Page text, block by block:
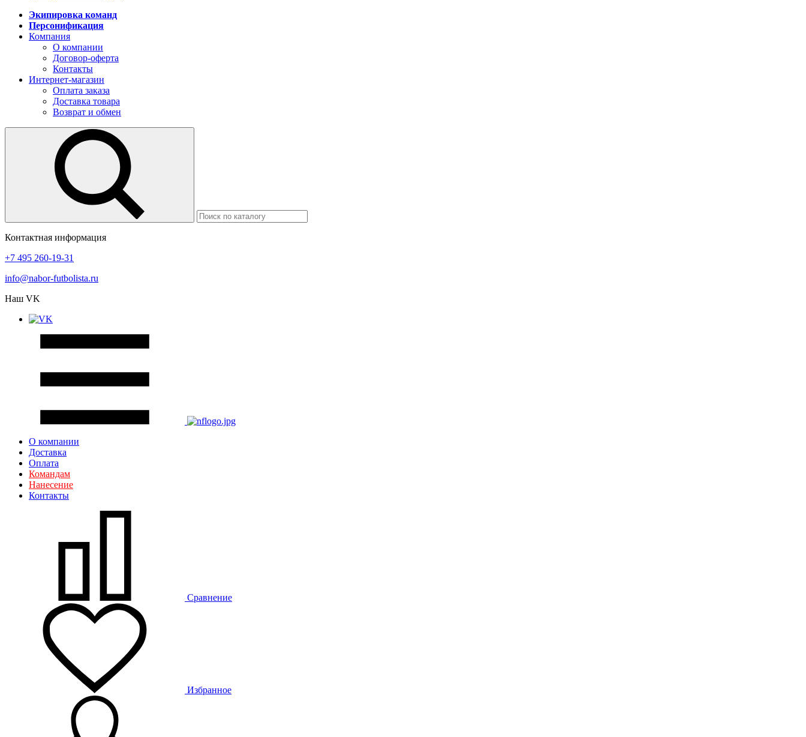
Экипировка команд
Персонификация
Компания
О компании
Договор-оферта
Контакты
Интернет-магазин
Оплата заказа
Доставка товара
Возврат и обмен
Контактная информация
+7 495 260-19-31
info@nabor-futbolista.ru
Наш VK
О компании
Доставка
Оплата
Командам
Нанесение
Контакты
Сравнение
Избранное